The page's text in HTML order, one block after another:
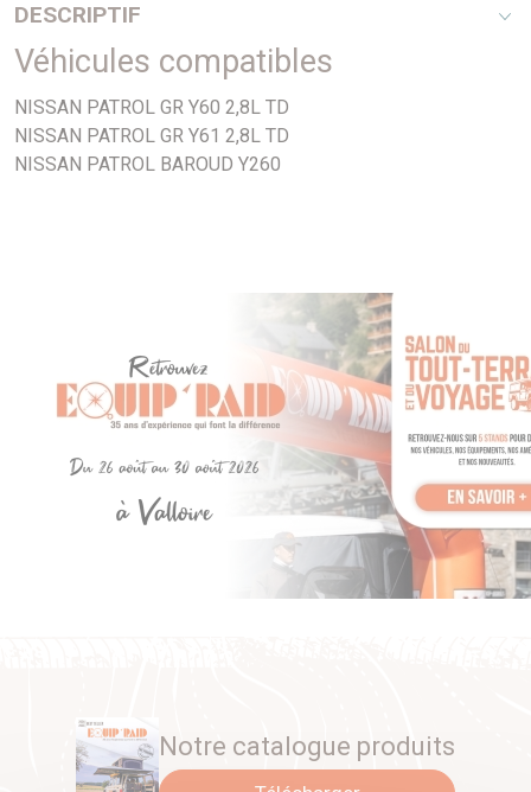
DESCRIPTIF
Pompe à vide sur alternateur - Poussoirs hydrauliques
Véhicules compatibles
NISSAN PATROL GR Y60 2,8L TD
NISSAN PATROL GR Y61 2,8L TD
NISSAN PATROL BAROUD Y260
Notre catalogue produits